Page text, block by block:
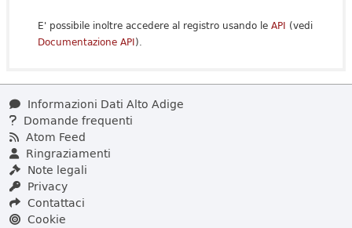
E' possibile inoltre accedere al registro usando le API (vedi
Documentazione API).
Informazioni Dati Alto Adige
Domande frequenti
Atom Feed
Ringraziamenti
Note legali
Privacy
Contattaci
Cookie